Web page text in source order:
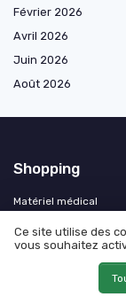
Février 2026
Avril 2026
Juin 2026
Août 2026
Shopping
Matériel médical
Soins respiratoires
Équipement médical
Ce site utilise des
vous souhaitez